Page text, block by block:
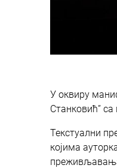
У оквиру
Станковић”
Текстуални
којима